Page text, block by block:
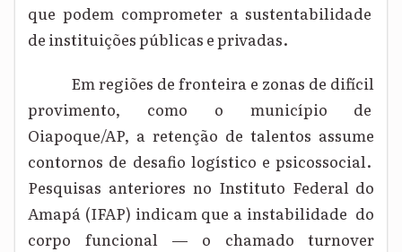
que podem comprometer a sustentabilidade
de instituições públicas e privadas.
Em regiões de fronteira e zonas de difícil
provimento, como o município de
Oiapoque/AP, a retenção de talentos assume
contornos de desafio logístico e psicossocial.
Pesquisas anteriores no Instituto Federal do
Amapá (IFAP) indicam que a instabilidade do
corpo funcional — o chamado turnover